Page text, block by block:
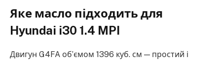
Яке масло підходить для
Hyundai i30 1.4 MPI
Двигун G4FA об’ємом 1396 куб. см — простий і